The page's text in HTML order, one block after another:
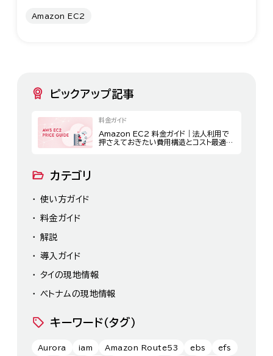
Amazon EC2
ピックアップ記事
料金ガイド
Amazon EC2 料金ガイド｜法人利用で
押さえておきたい費用構造とコスト最適化
カテゴリ
使い方ガイド
料金ガイド
解説
導入ガイド
タイの現地情報
ベトナムの現地情報
キーワード（タグ）
Aurora iam Amazon Route53 ebs efs